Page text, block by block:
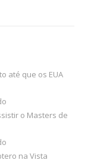
até que os EUA
o Masters de
na Vista